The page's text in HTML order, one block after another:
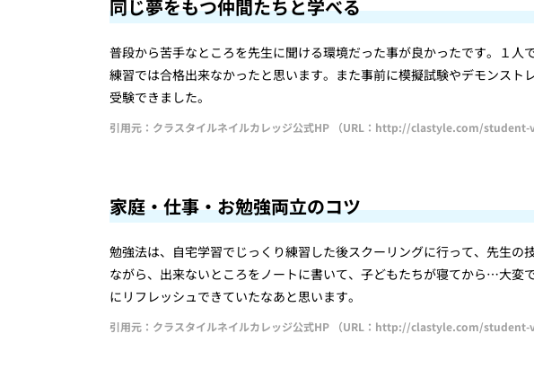
同じ夢をもつ仲間たちと学べる
普段から苦手なところを先生に聞ける環境だった事が良かったです。１人
練習では合格出来なかったと思います。また事前に模擬試験やデモンスト
受験できました。
引用元：クラスタイルネイルカレッジ公式HP （URL：http://clastyle.com/student-
家庭・仕事・お勉強両立のコツ
勉強法は、自宅学習でじっくり練習した後スクーリングに行って、先生の
ながら、出来ないところをノートに書いて、子どもたちが寝てから…大変
にリフレッシュできていたなあと思います。
引用元：クラスタイルネイルカレッジ公式HP （URL：http://clastyle.com/student-